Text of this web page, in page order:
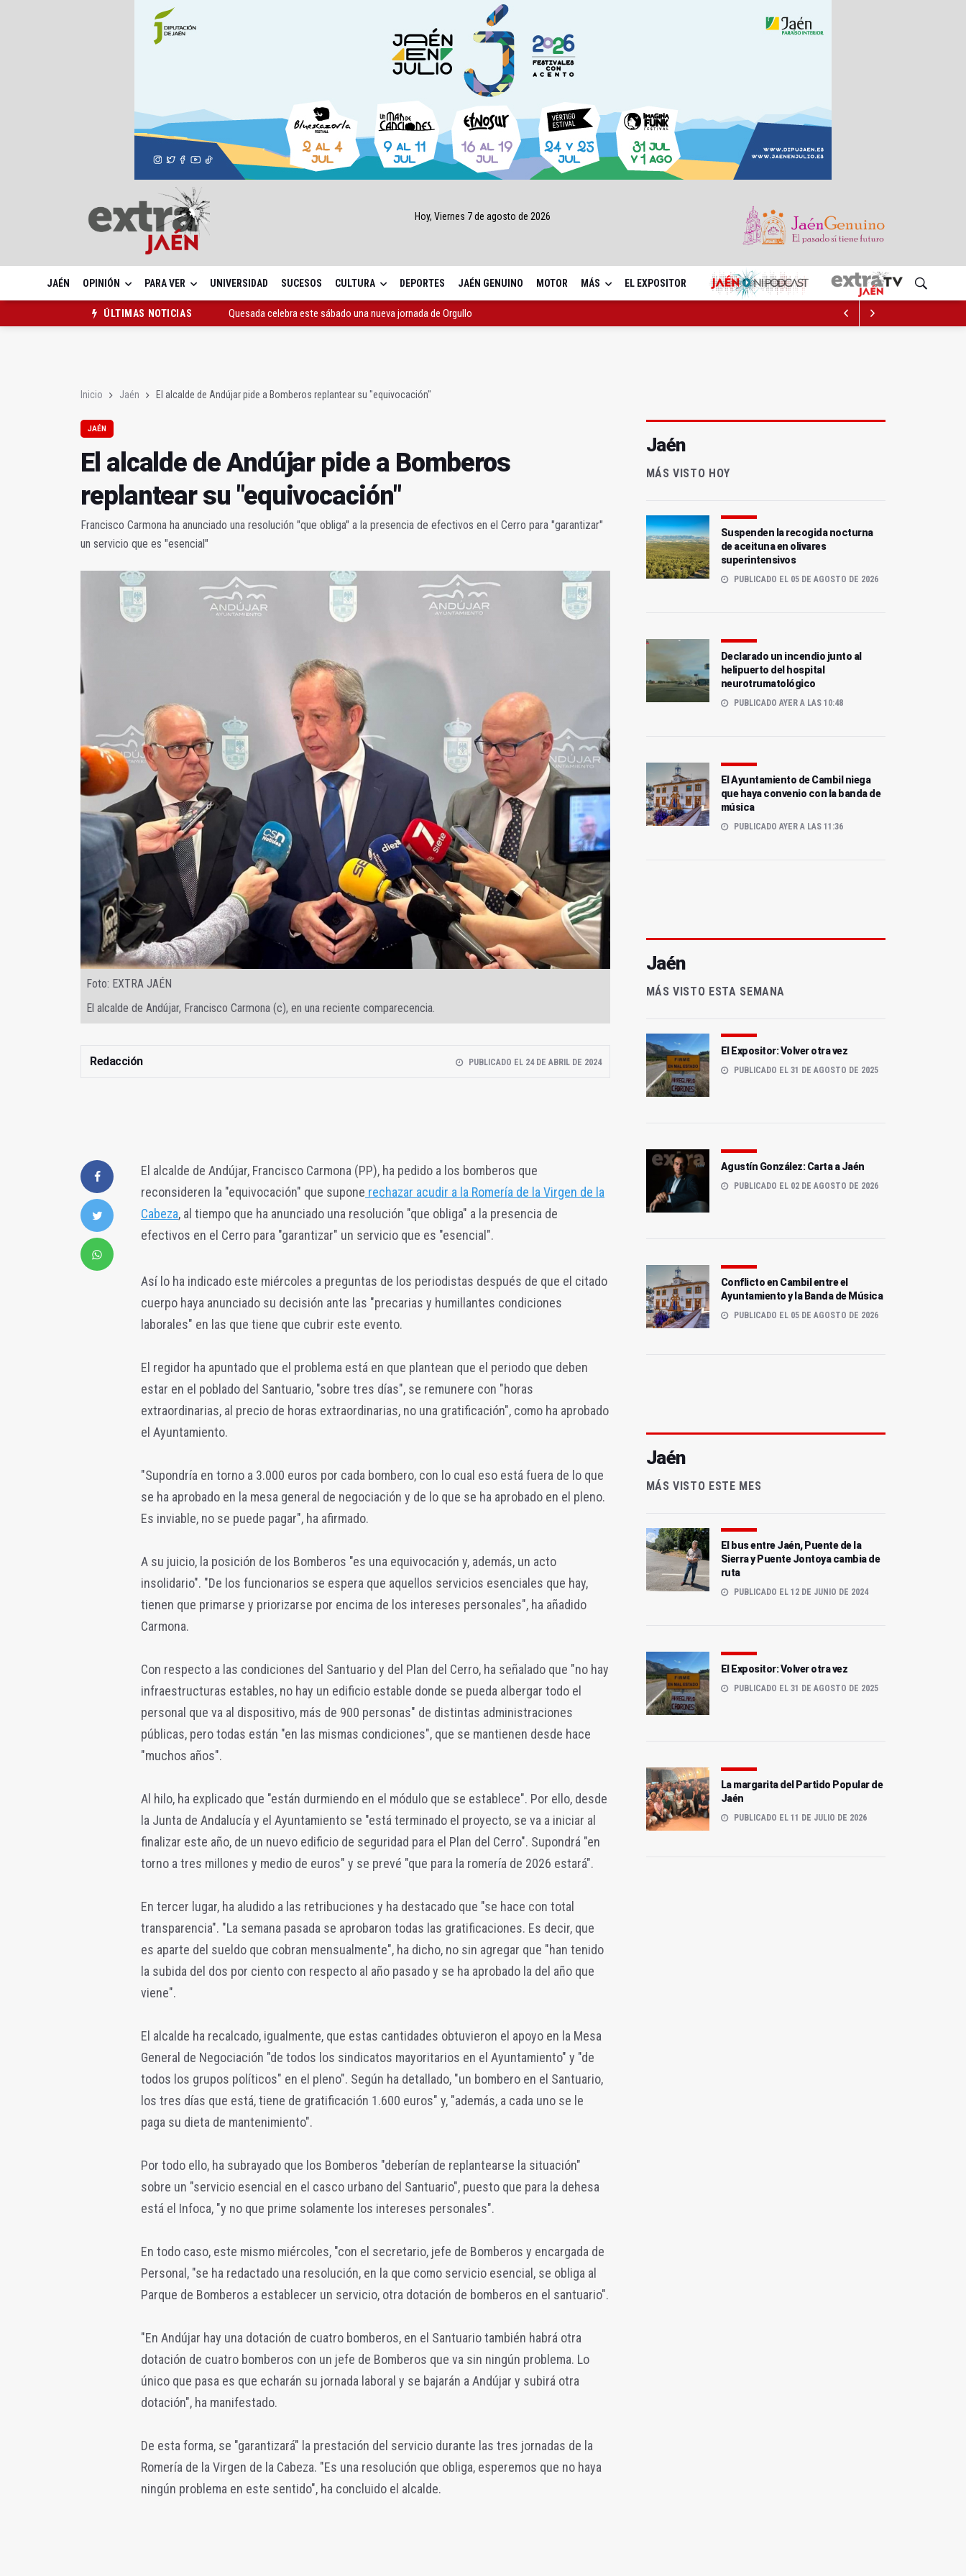
Hoy, Viernes 7 de agosto de 2026
JAÉN OPINIÓN PARA VER UNIVERSIDAD SUCESOS CULTURA DEPORTES JAÉN GENUINO MOTOR MÁS EL EXPOSITOR
ÚLTIMAS NOTICIAS
Quesada celebra este sábado una nueva jornada de Orgullo
Inicio Jaén El alcalde de Andújar pide a Bomberos replantear su "equivocación"
JAÉN
El alcalde de Andújar pide a Bomberos
replantear su "equivocación"
Francisco Carmona ha anunciado una resolución "que obliga" a la presencia de efectivos en el Cerro para "garantizar"
un servicio que es "esencial"
Foto: EXTRA JAÉN
El alcalde de Andújar, Francisco Carmona (c), en una reciente comparecencia.
Redacción PUBLICADO EL 24 DE ABRIL DE 2024
El alcalde de Andújar, Francisco Carmona (PP), ha pedido a los bomberos que
reconsideren la "equivocación" que supone rechazar acudir a la Romería de la Virgen de la
Cabeza, al tiempo que ha anunciado una resolución "que obliga" a la presencia de
efectivos en el Cerro para "garantizar" un servicio que es "esencial".
Así lo ha indicado este miércoles a preguntas de los periodistas después de que el citado
cuerpo haya anunciado su decisión ante las "precarias y humillantes condiciones
laborales" en las que tiene que cubrir este evento.
El regidor ha apuntado que el problema está en que plantean que el periodo que deben
estar en el poblado del Santuario, "sobre tres días", se remunere con "horas
extraordinarias, al precio de horas extraordinarias, no una gratificación", como ha aprobado
el Ayuntamiento.
"Supondría en torno a 3.000 euros por cada bombero, con lo cual eso está fuera de lo que
se ha aprobado en la mesa general de negociación y de lo que se ha aprobado en el pleno.
Es inviable, no se puede pagar", ha afirmado.
A su juicio, la posición de los Bomberos "es una equivocación y, además, un acto
insolidario". "De los funcionarios se espera que aquellos servicios esenciales que hay,
tienen que primarse y priorizarse por encima de los intereses personales", ha añadido
Carmona.
Con respecto a las condiciones del Santuario y del Plan del Cerro, ha señalado que "no hay
infraestructuras estables, no hay un edificio estable donde se pueda albergar todo el
personal que va al dispositivo, más de 900 personas" de distintas administraciones
públicas, pero todas están "en las mismas condiciones", que se mantienen desde hace
"muchos años".
Al hilo, ha explicado que "están durmiendo en el módulo que se establece". Por ello, desde
la Junta de Andalucía y el Ayuntamiento se "está terminado el proyecto, se va a iniciar al
finalizar este año, de un nuevo edificio de seguridad para el Plan del Cerro". Supondrá "en
torno a tres millones y medio de euros" y se prevé "que para la romería de 2026 estará".
En tercer lugar, ha aludido a las retribuciones y ha destacado que "se hace con total
transparencia". "La semana pasada se aprobaron todas las gratificaciones. Es decir, que
es aparte del sueldo que cobran mensualmente", ha dicho, no sin agregar que "han tenido
la subida del dos por ciento con respecto al año pasado y se ha aprobado la del año que
viene".
El alcalde ha recalcado, igualmente, que estas cantidades obtuvieron el apoyo en la Mesa
General de Negociación "de todos los sindicatos mayoritarios en el Ayuntamiento" y "de
todos los grupos políticos" en el pleno". Según ha detallado, "un bombero en el Santuario,
los tres días que está, tiene de gratificación 1.600 euros" y, "además, a cada uno se le
paga su dieta de mantenimiento".
Por todo ello, ha subrayado que los Bomberos "deberían de replantearse la situación"
sobre un "servicio esencial en el casco urbano del Santuario", puesto que para la dehesa
está el Infoca, "y no que prime solamente los intereses personales".
En todo caso, este mismo miércoles, "con el secretario, jefe de Bomberos y encargada de
Personal, "se ha redactado una resolución, en la que como servicio esencial, se obliga al
Parque de Bomberos a establecer un servicio, otra dotación de bomberos en el santuario".
"En Andújar hay una dotación de cuatro bomberos, en el Santuario también habrá otra
dotación de cuatro bomberos con un jefe de Bomberos que va sin ningún problema. Lo
único que pasa es que echarán su jornada laboral y se bajarán a Andújar y subirá otra
dotación", ha manifestado.
De esta forma, se "garantizará" la prestación del servicio durante las tres jornadas de la
Romería de la Virgen de la Cabeza. "Es una resolución que obliga, esperemos que no haya
ningún problema en este sentido", ha concluido el alcalde.
Jaén
MÁS VISTO HOY
Suspenden la recogida nocturna
de aceituna en olivares
superintensivos
PUBLICADO EL 05 DE AGOSTO DE 2026
Declarado un incendio junto al
helipuerto del hospital
neurotrumatológico
PUBLICADO AYER A LAS 10:48
El Ayuntamiento de Cambil niega
que haya convenio con la banda de
música
PUBLICADO AYER A LAS 11:36
Jaén
MÁS VISTO ESTA SEMANA
El Expositor: Volver otra vez
PUBLICADO EL 31 DE AGOSTO DE 2025
Agustín González: Carta a Jaén
PUBLICADO EL 02 DE AGOSTO DE 2026
Conflicto en Cambil entre el
Ayuntamiento y la Banda de Música
PUBLICADO EL 05 DE AGOSTO DE 2026
Jaén
MÁS VISTO ESTE MES
El bus entre Jaén, Puente de la
Sierra y Puente Jontoya cambia de
ruta
PUBLICADO EL 12 DE JUNIO DE 2024
El Expositor: Volver otra vez
PUBLICADO EL 31 DE AGOSTO DE 2025
La margarita del Partido Popular de
Jaén
PUBLICADO EL 11 DE JULIO DE 2026